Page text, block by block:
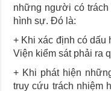
những người có trách
hình sự. Đó là:
+ Khi xác định có dấu
Viện kiểm sát phải ra
+ Khi phát hiện
truy cứu trách nhiệm